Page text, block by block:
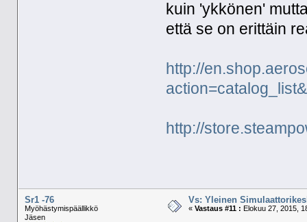
kuin 'ykkönen'
että se on erittäin
http://
http://
Sr1 -76
Myöhästymispäällikkö
Jäsen
Vs: Yleinen
« Vastaus #11 : Elokuu 27, 2015,